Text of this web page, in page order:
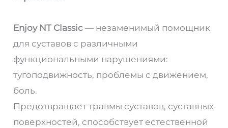
Enjoy NT Classic — незаменимый помощник
для суставов с различными
функциональными нарушениями:
тугоподвижность, проблемы с движением,
боль.
Предотвращает травмы суставов, суставных
поверхностей, способствует естественной